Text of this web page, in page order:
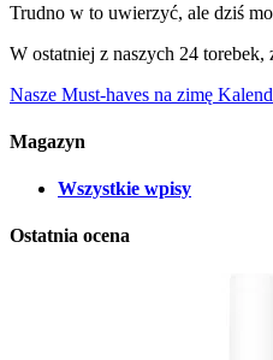
Trudno w to uwierzyć, ale dziś
W ostatniej z naszych 24
Nasze Must-haves na zimę
Magazyn
Wszystkie wpisy
Ostatnia ocena